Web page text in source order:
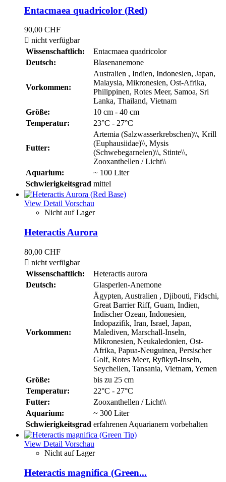
Entacmaea quadricolor (Red)
90,00 CHF
 nicht verfügbar
Wissenschaftlich:
Entacmaea quadricolor
Deutsch:
Blasenanemone
Vorkommen:
Australien , Indien, Indonesien, Japan,
Malaysia, Mikronesien, Ost-Afrika,
Philippinen, Rotes Meer, Samoa, Sri
Lanka, Thailand, Vietnam
Größe:
10 cm - 40 cm
Temperatur:
23°C - 27°C
Futter:
Artemia (Salzwasserkrebschen)\\, Krill
(Euphausiidae)\\, Mysis
(Schwebegarnelen)\\, Stinte\\,
Zooxanthellen / Licht\\
Aquarium:
~ 100 Liter
Schwierigkeitsgrad mittel
View Detail Vorschau
Nicht auf Lager
Heteractis Aurora
80,00 CHF
 nicht verfügbar
Wissenschaftlich:
Heteractis aurora
Deutsch:
Glasperlen-Anemone
Vorkommen:
Ägypten, Australien , Djibouti, Fidschi,
Great Barrier Riff, Guam, Indien,
Indischer Ozean, Indonesien,
Indopazifik, Iran, Israel, Japan,
Malediven, Marschall-Inseln,
Mikronesien, Neukaledonien, Ost-
Afrika, Papua-Neuguinea, Persischer
Golf, Rotes Meer, Ryūkyū-Inseln,
Seychellen, Tansania, Vietnam, Yemen
Größe:
bis zu 25 cm
Temperatur:
22°C - 27°C
Futter:
Zooxanthellen / Licht\\
Aquarium:
~ 300 Liter
Schwierigkeitsgrad erfahrenen Aquarianern vorbehalten
View Detail Vorschau
Nicht auf Lager
Heteractis magnifica (Green...